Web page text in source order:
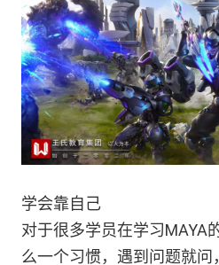
学会靠自己
对于很多学员在学习MAYA
么一个习惯，遇到问题就问